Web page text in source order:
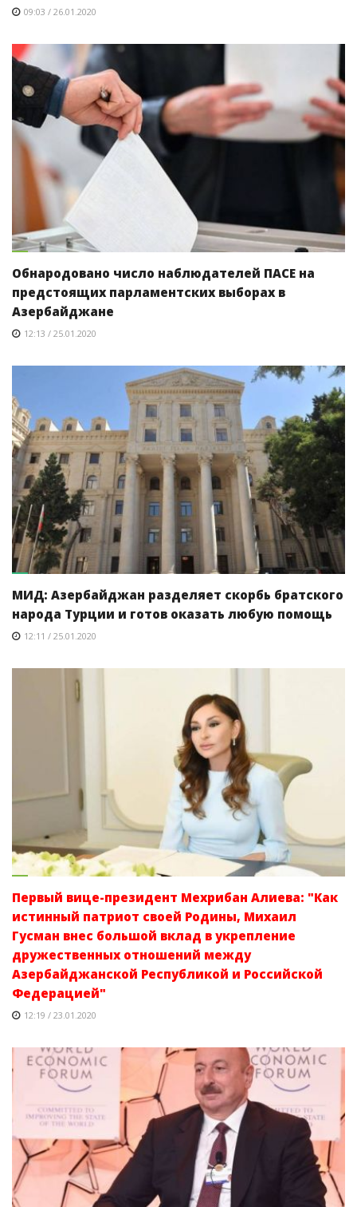
09:03 / 26.01.2020
Обнародовано число наблюдателей ПАСЕ на
предстоящих парламентских выборах в
Азербайджане
12:13 / 25.01.2020
МИД: Азербайджан разделяет скорбь братского
народа Турции и готов оказать любую помощь
12:11 / 25.01.2020
Первый вице-президент Мехрибан Алиева: "Как
истинный патриот своей Родины, Михаил
Гусман внес большой вклад в укрепление
дружественных отношений между
Азербайджанской Республикой и Российской
Федерацией"
12:19 / 23.01.2020